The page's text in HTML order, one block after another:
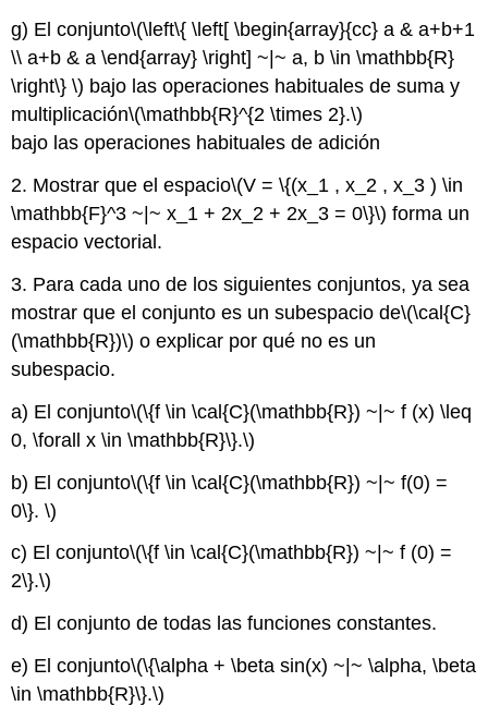
g) El conjunto\(\left\{ \left[ \begin{array}{cc} a & a+b+1
\\ a+b & a \end{array} \right] ~|~ a, b \in \mathbb{R}
\right\} \) bajo las operaciones habituales de suma y
multiplicación\(\mathbb{R}^{2 \times 2}.\)
bajo las operaciones habituales de adición
2. Mostrar que el espacio\(V = \{(x_1 , x_2 , x_3 ) \in
\mathbb{F}^3 ~|~ x_1 + 2x_2 + 2x_3 = 0\}\) forma un
espacio vectorial.
3. Para cada uno de los siguientes conjuntos, ya sea
mostrar que el conjunto es un subespacio de\(\cal{C}
(\mathbb{R})\) o explicar por qué no es un
subespacio.
a) El conjunto\(\{f \in \cal{C}(\mathbb{R}) ~|~ f (x) \leq
0, \forall x \in \mathbb{R}\}.\)
b) El conjunto\(\{f \in \cal{C}(\mathbb{R}) ~|~ f(0) =
0\}. \)
c) El conjunto\(\{f \in \cal{C}(\mathbb{R}) ~|~ f (0) =
2\}.\)
d) El conjunto de todas las funciones constantes.
e) El conjunto\(\{\alpha + \beta sin(x) ~|~ \alpha, \beta
\in \mathbb{R}\}.\)